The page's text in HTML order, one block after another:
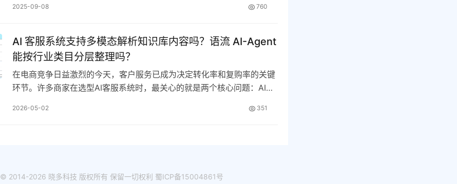
2025-09-08 760
AI 客服系统支持多模态解析知识库内容吗？语流 AI-Agent
能按行业类目分层整理吗？
在电商竞争日益激烈的今天，客户服务已成为决定转化率和复购率的关键
环节。许多商家在选型AI客服系统时，最关心的就是两个核心问题：AI客
2026-05-02 351
© 2014-2026 晓多科技 版权所有 保留一切权利 蜀ICP备15004861号